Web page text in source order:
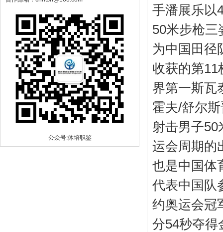
公众号:体培职鉴
手潘展乐以
50米步枪三
为中国田径
收获的第11
界第一斯瓦
霍夫/舒尔
射击男子50
运会周期的
也是中国体
代表中国队
约奥运会冠
分54秒夺得